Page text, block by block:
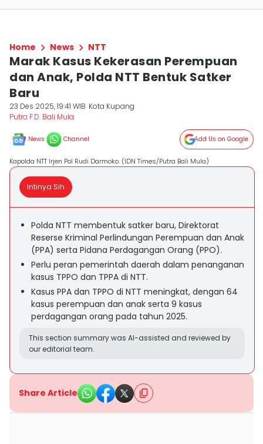
Home News NTT
Marak Kasus Kekerasan Perempuan
dan Anak, Polda NTT Bentuk Satker
Baru
23 Des 2025, 19:41 WIB Kota Kupang
Putra F.D. Bali Mula
News Channel Add Us on Google
Kapolda NTT Irjen Pol Rudi Darmoko. (IDN Times/Putra Bali Mula)
Intinya Sih
Polda NTT membentuk satker baru, Direktorat
Reserse Kriminal Perlindungan Perempuan dan Anak
(PPA) serta Pidana Perdagangan Orang (PPO).
Perlu peran pemerintah daerah dalam penanganan
kasus TPPO dan TPPA di NTT.
Kasus PPA dan TPPO di NTT meningkat, dengan 64
kasus perempuan dan anak serta 9 kasus
perdagangan orang pada tahun 2025.
This section summary was AI-assisted and reviewed by
our editorial team.
Share Article